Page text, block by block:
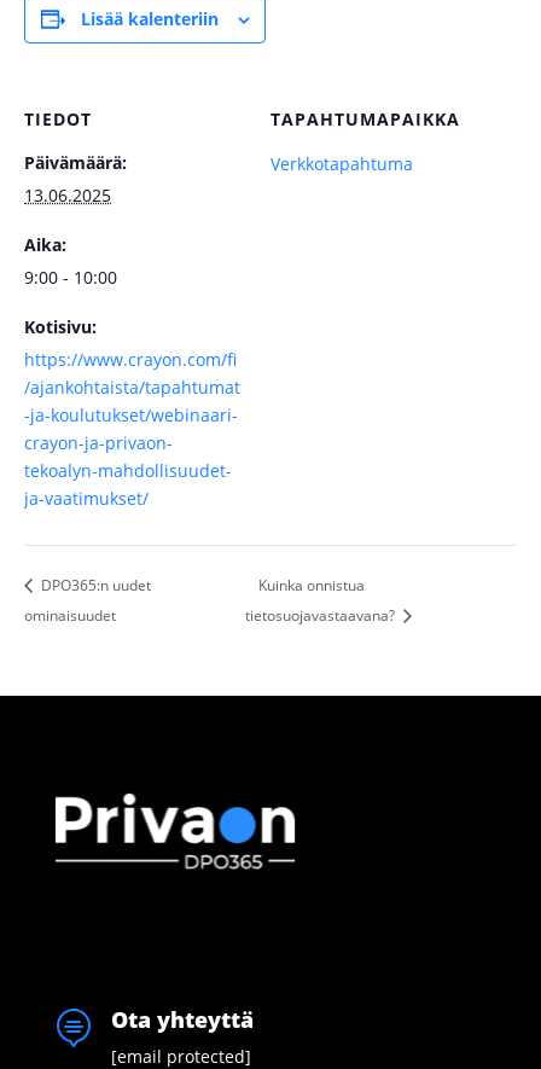
Lisää kalenteriin
TIEDOT
Päivämäärä:
13.06.2025
Aika:
9:00 - 10:00
Kotisivu:
https://www.crayon.com/fi
/ajankohtaista/tapahtumat
-ja-koulutukset/webinaari-
crayon-ja-privaon-
tekoalyn-mahdollisuudet-
ja-vaatimukset/
TAPAHTUMAPAIKKA
Verkkotapahtuma
DPO365:n uudet
ominaisuudet
Kuinka onnistua
tietosuojavastaavana?
 Ota yhteyttä
[email protected]